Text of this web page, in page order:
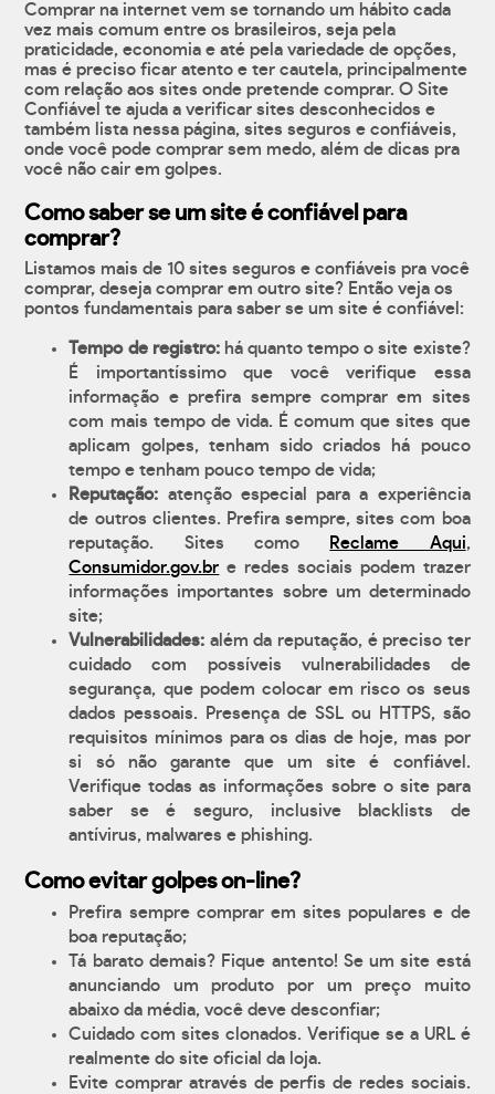
Comprar na internet vem se tornando um hábito cada
vez mais comum entre os brasileiros, seja pela
praticidade, economia e até pela variedade de opções,
mas é preciso ficar atento e ter cautela, principalmente
com relação aos sites onde pretende comprar. O Site
Confiável te ajuda a verificar sites desconhecidos e
também lista nessa página, sites seguros e confiáveis,
onde você pode comprar sem medo, além de dicas pra
você não cair em golpes.
Como saber se um site é confiável para
comprar?
Listamos mais de 10 sites seguros e confiáveis pra você
comprar, deseja comprar em outro site? Então veja os
pontos fundamentais para saber se um site é confiável:
Tempo de registro:há quanto tempo o site existe?
É importantíssimo que você verifique essa
informação e prefira sempre comprar em sites
com mais tempo de vida. É comum que sites que
aplicam golpes, tenham sido criados há pouco
tempo e tenham pouco tempo de vida;
Reputação: atenção especial para a experiência
de outros clientes. Prefira sempre, sites com boa
reputação. Sites como
Reclame Aqui,
Consumidor.gov.br e redes sociais podem trazer
informações importantes sobre um determinado
site;
Vulnerabilidades: além da reputação, é preciso ter
cuidado com possíveis vulnerabilidades de
segurança, que podem colocar em risco os seus
dados pessoais. Presença de SSL ou HTTPS, são
requisitos mínimos para os dias de hoje, mas por
si só não garante que um site é confiável.
Verifique todas as informações sobre o site para
saber se é seguro, inclusive blacklists de
antívirus, malwares e phishing.
Como evitar golpes on-line?
Prefira sempre comprar em sites populares e de
boa reputação;
Tá barato demais? Fique antento! Se um site está
anunciando um produto por um preço muito
abaixo da média, você deve desconfiar;
Cuidado com sites clonados. Verifique se a URL é
realmente do site oficial da loja.
Evite comprar através de perfis de redes sociais.